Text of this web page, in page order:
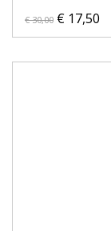
€ 30,00 € 17,50